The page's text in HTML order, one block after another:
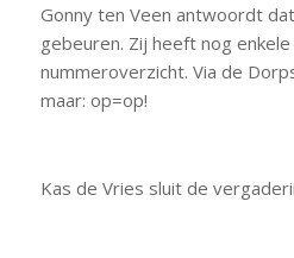
Gonny ten Veen antwoordt
gebeuren. Zij heeft nog
nummeroverzicht. Via de
maar: op=op!
Kas de Vries sluit de